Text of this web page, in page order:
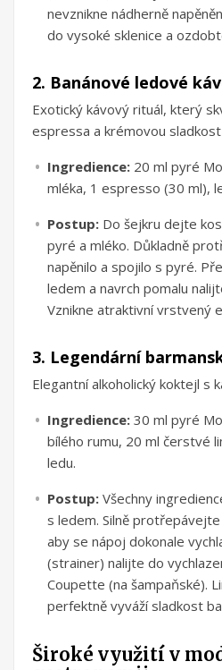
nevznikne nádherně
do vysoké sklenice a
2. Banánové ledové
Exotický kávový rituál, který
espressa a krémovou
Ingredience: 20 ml pyré
mléka, 1 espresso (30 ml),
Postup: Do šejkru dejte
pyré a mléko. Důkladně
napěnilo a spojilo s pyré.
ledem a navrch pomalu
Vznikne atraktivní vrstvený
3. Legendární
Elegantní alkoholický koktejl s
Ingredience: 30 ml pyré
bílého rumu, 20 ml čerstvé
ledu.
Postup: Všechny
s ledem. Silně
aby se nápoj dokonale
(strainer) nalijte do
Coupette (na šampaňské).
perfektně vyváží sladkost
Široké využití v